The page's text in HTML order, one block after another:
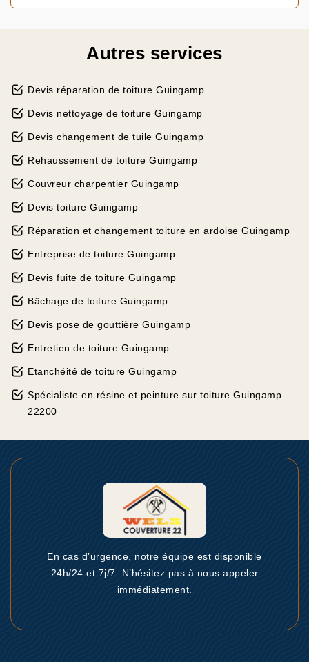
Autres services
Devis réparation de toiture Guingamp
Devis nettoyage de toiture Guingamp
Devis changement de tuile Guingamp
Rehaussement de toiture Guingamp
Couvreur charpentier Guingamp
Devis toiture Guingamp
Réparation et changement toiture en ardoise Guingamp
Entreprise de toiture Guingamp
Devis fuite de toiture Guingamp
Bâchage de toiture Guingamp
Devis pose de gouttière Guingamp
Entretien de toiture Guingamp
Etanchéité de toiture Guingamp
Spécialiste en résine et peinture sur toiture Guingamp
22200
En cas d’urgence, notre équipe est disponible
24h/24 et 7j/7. N’hésitez pas à nous appeler
immédiatement.